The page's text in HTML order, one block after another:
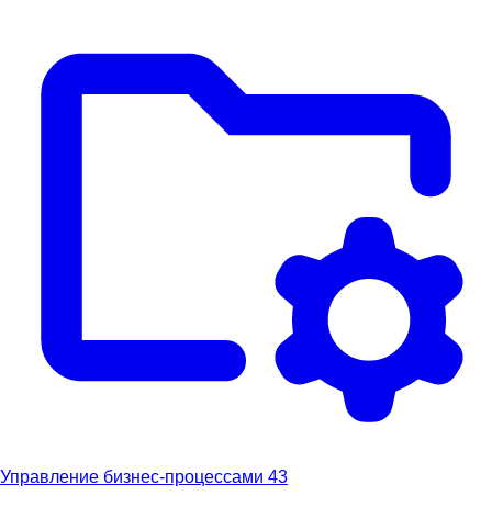
Управление бизнес-процессами 43